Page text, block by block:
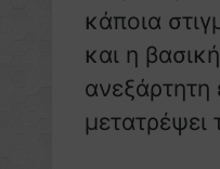
κάποια
και η
μετατρέψει